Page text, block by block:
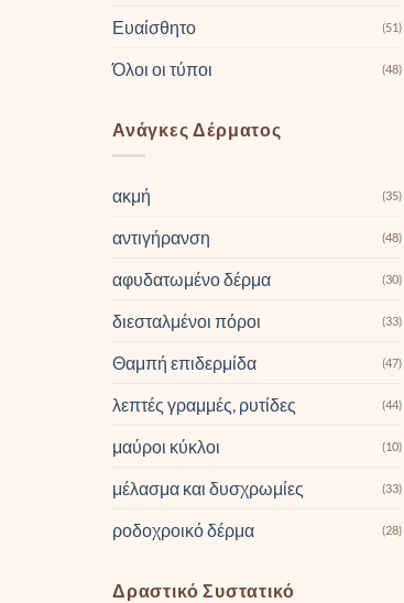
Ευαίσθητο (51)
Όλοι οι τύποι (48)
Ανάγκες Δέρματος
ακμή (35)
αντιγήρανση (48)
αφυδατωμένο δέρμα (30)
διεσταλμένοι πόροι (33)
Θαμπή επιδερμίδα (47)
λεπτές γραμμές, ρυτίδες (44)
μαύροι κύκλοι (10)
μέλασμα και δυσχρωμίες (33)
ροδοχροικό δέρμα (28)
Δραστικό Συστατικό